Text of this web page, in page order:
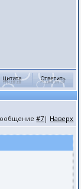
#7 | Наверх